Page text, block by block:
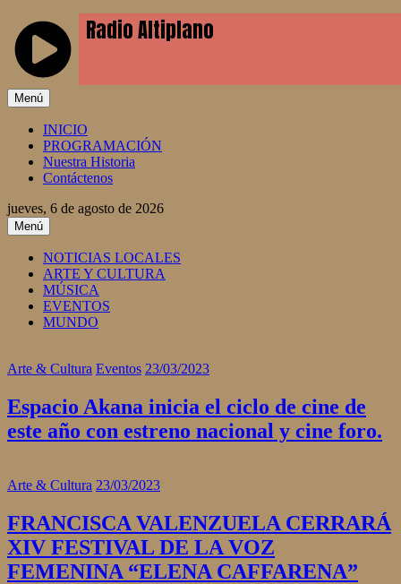
RadioAltiplano
Menú
INICIO
PROGRAMACIÓN
Nuestra Historia
Contáctenos
jueves, 6 de agosto de 2026
Menú
NOTICIAS LOCALES
ARTE Y CULTURA
MÚSICA
EVENTOS
MUNDO
Arte & Cultura Eventos 23/03/2023
Espacio Akana inicia el ciclo de cine de
este año con estreno nacional y cine foro.
Arte & Cultura 23/03/2023
FRANCISCA VALENZUELA CERRARÁ
XIV FESTIVAL DE LA VOZ
FEMENINA “ELENA CAFFARENA”